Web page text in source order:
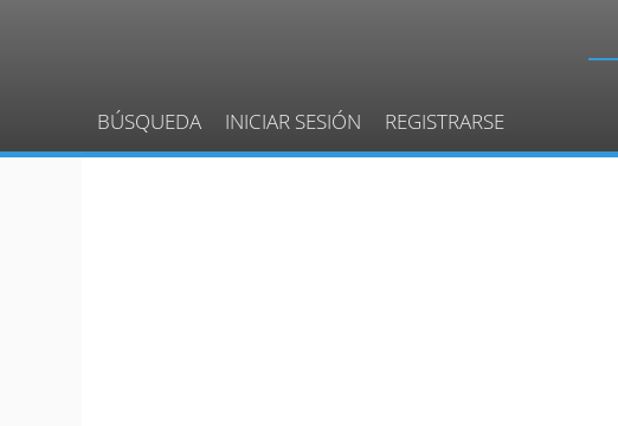
BÚSQUEDA INICIAR SESIÓN REGISTRARSE